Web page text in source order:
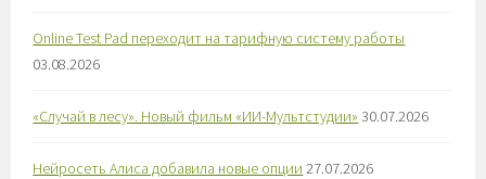
Online Test Pad переходит на тарифную систему работы
03.08.2026
«Случай в лесу». Новый фильм «ИИ-Мультстудии» 30.07.2026
Нейросеть Алиса добавила новые опции 27.07.2026